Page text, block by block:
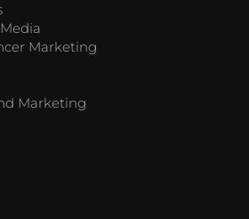
Marketing
Marketing